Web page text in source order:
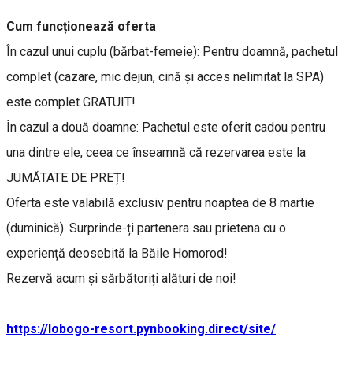
Cum funcționează oferta
În cazul unui cuplu (bărbat-femeie): Pentru doamnă, pachetul
complet (cazare, mic dejun, cină și acces nelimitat la SPA)
este complet GRATUIT!
În cazul a două doamne: Pachetul este oferit cadou pentru
una dintre ele, ceea ce înseamnă că rezervarea este la
JUMĂTATE DE PREȚ!
Oferta este valabilă exclusiv pentru noaptea de 8 martie
(duminică). Surprinde-ți partenera sau prietena cu o
experiență deosebită la Băile Homorod!
Rezervă acum și sărbătoriți alături de noi!
https://lobogo-resort.pynbooking.direct/site/